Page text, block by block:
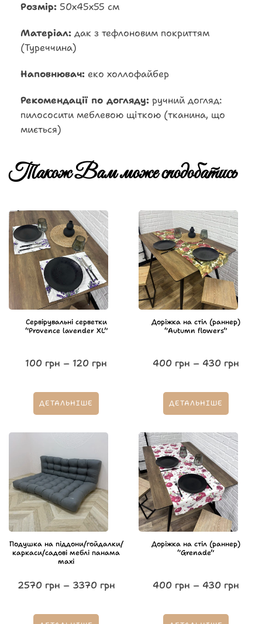
Розмір: 50х45х55 см
Матеріал: дак з тефлоновим покриттям
(Туреччина)
Наповнювач: еко холлофайбер
Рекомендації по догляду: ручний догляд:
пилососити меблевою щіткою (тканина, що
миється)
Також Вам може сподобатись
Сервірувальні серветки
“Provence lavender XL”
100 грн – 120 грн
ДЕТАЛЬНІШЕ
Доріжка на стіл (раннер)
“Autumn flowers”
400 грн – 430 грн
ДЕТАЛЬНІШЕ
Подушка на піддони/гойдалки/
каркаси/садові меблі панама
maxi
2570 грн – 3370 грн
Доріжка на стіл (раннер)
“Grenade”
400 грн – 430 грн